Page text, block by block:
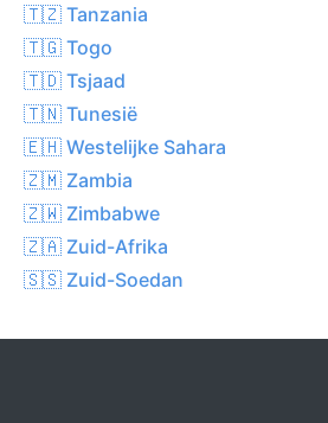
🇹🇿 Tanzania
🇹🇬 Togo
🇹🇩 Tsjaad
🇹🇳 Tunesië
🇪🇭 Westelijke Sahara
🇿🇲 Zambia
🇿🇼 Zimbabwe
🇿🇦 Zuid-Afrika
🇸🇸 Zuid-Soedan